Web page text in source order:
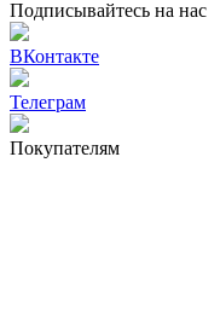
Подписывайтесь на нас
ВКонтакте
Телеграм
Покупателям